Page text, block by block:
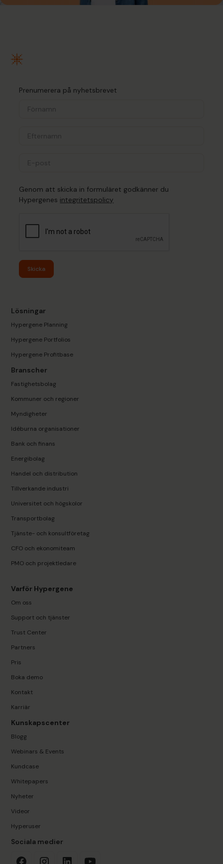
Prenumerera på nyhetsbrevet
Genom att skicka in formuläret godkänner du
Hypergenes integritetspolicy
Skicka
Lösningar
Hypergene Planning
Hypergene Portfolios
Hypergene Profitbase
Branscher
Fastighetsbolag
Kommuner och regioner
Myndigheter
Idéburna organisationer
Bank och finans
Energibolag
Handel och distribution
Tillverkande industri
Universitet och högskolor
Transportbolag
Tjänste- och konsultföretag
CFO och ekonomiteam
PMO och projektledare
Varför Hypergene
Om oss
Support och tjänster
Trust Center
Partners
Pris
Boka demo
Kontakt
Karriär
Kunskapscenter
Blogg
Webinars & Events
Kundcase
Whitepapers
Nyheter
Videor
Hyperuser
Sociala medier